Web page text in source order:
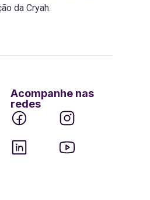
da Cryah.
Acompanhe nas
redes